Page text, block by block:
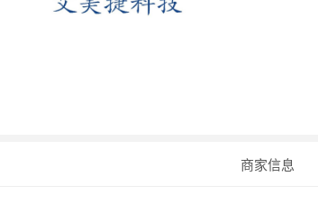
商家信息